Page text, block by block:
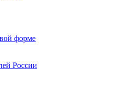
форме
России